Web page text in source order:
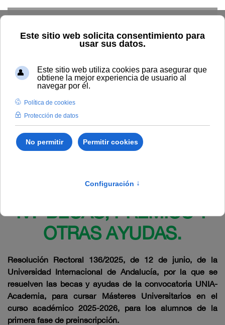
Inicio BOUNIA
Resolución Rectoral 136/2025, de 12 de
junio, de la Universidad Internacional de Andalucía, por la que se
Academia, para cursar Másteres Universitarios en el curso
académico 2025-2026, para los alumnos de la primera fase de
preinscripción.
IV. BECAS, PREMIOS Y
OTRAS AYUDAS.
Resolución Rectoral 136/2025, de 12 de junio, de la
Universidad Internacional de Andalucía, por la que se
resuelven las becas y ayudas de la convocatoria UNIA-
Academia, para cursar Másteres Universitarios en el
curso académico 2025-2026, para los alumnos de la
primera fase de preinscripción.